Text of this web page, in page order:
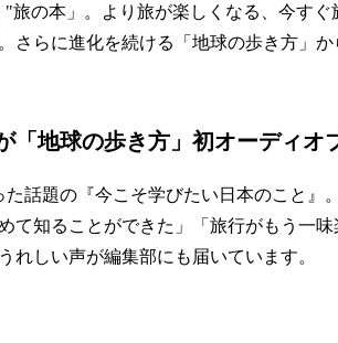
旅の本」。より旅が楽しくなる、今す
さらに進化を続ける「地球の歩き方」か
「地球の歩き方」初オーディオ
話題の『今こそ学びたい日本のこと』
て知ることができた」「旅行がもう一
れしい声が編集部にも届いています。